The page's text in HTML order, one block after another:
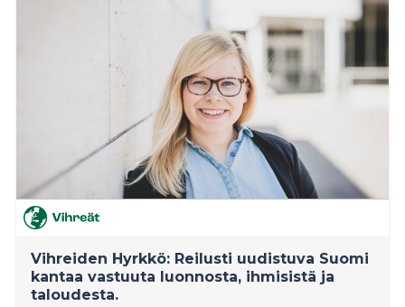
kiristää äärimmilleen tai kohdentaa lisäleikkauksia
opetukseen, liikuntaan tai nuorisotyöhön.
Vihreiden Hyrkkö: Reilusti uudistuva Suomi
kantaa vastuuta luonnosta, ihmisistä ja
taloudesta.